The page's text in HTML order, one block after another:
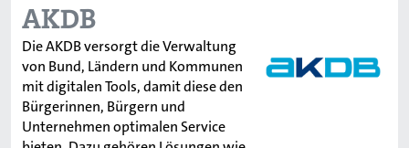
AKDB
Die AKDB versorgt die Verwaltung
von Bund, Ländern und Kommunen
mit digitalen Tools, damit diese den
Bürgerinnen, Bürgern und
Unternehmen optimalen Service